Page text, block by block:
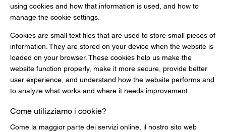
using cookies and how that information is used, and how to
manage the cookie settings.
Cookies are small text files that are used to store small pieces of
information. They are stored on your device when the website is
loaded on your browser. These cookies help us make the
website function properly, make it more secure, provide better
user experience, and understand how the website performs and
to analyze what works and where it needs improvement.
Come utilizziamo i cookie?
Come la maggior parte dei servizi online, il nostro sito web